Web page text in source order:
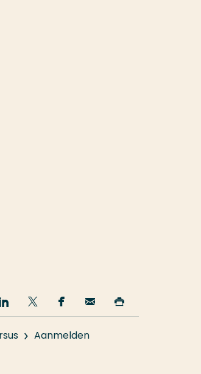
Aanmelden
Deel
op
LinkedIn
Deel
op
Twitter
Deel
op
Facebook
Email
deze deze